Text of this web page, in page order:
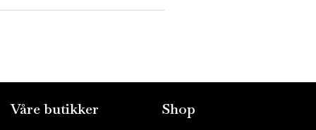
Våre butikker Shop